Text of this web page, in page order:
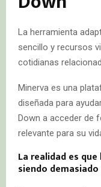
La herramienta
sencillo y recursos
cotidianas
Minerva es una
diseñada para
Down a acceder de
relevante para su
La realidad es
siendo